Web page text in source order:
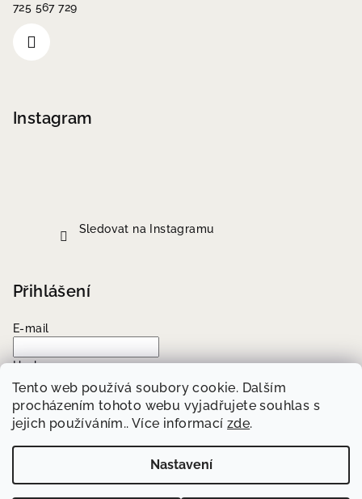
Tento web používá soubory cookie. Dalším
procházením tohoto webu vyjadřujete souhlas s
jejich používáním.. Více informací zde.
Nastavení
725 567 729
Instagram
Sledovat na Instagramu
Přihlášení
E-mail
Heslo
Přihlásit se
Nová registraceZapomenuté heslo